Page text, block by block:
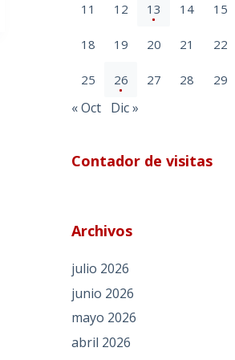
11 12 13 14 15
18 19 20 21 22
25 26 27 28 29
« Oct Dic »
Contador de visitas
Archivos
julio 2026
junio 2026
mayo 2026
abril 2026